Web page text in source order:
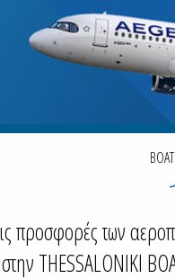
προσφορές των
THESSALONIKI